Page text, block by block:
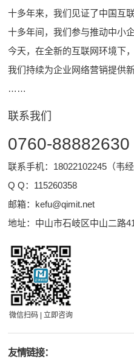
十多年来，我们见证了中国互
十多年间，我们参与推动中小
今天，在全新的互联网环境下，
我们持续为企业网络营销提供
……
联系我们
0760-88882630
联系手机：18022102245（韦
Q Q： 115260358
邮箱： kefu@qimit.net
地址：中山市石岐区中山二路
微信扫码 | 立即咨询
友情链接：